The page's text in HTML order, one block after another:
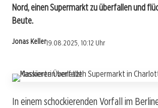
Nord, einen Supermarkt zu überfallen und
Beute.
Jonas Keller19.08.2025, 10:12 Uhr
In einem schockierenden Vorfall im